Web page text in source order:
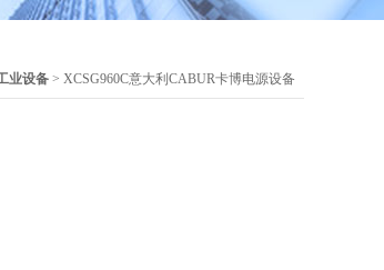
业设备 > XCSG960C意大利CABUR卡博电源设备